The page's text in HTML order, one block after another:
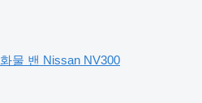
화물 밴 Nissan NV300